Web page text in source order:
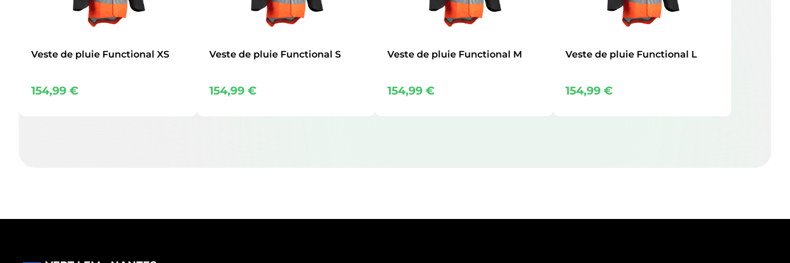
Veste de pluie Functional XS
154,99€
Veste de pluie Functional S
154,99€
Veste de pluie Functional M
154,99€
Veste de pluie Functional L
154,99€